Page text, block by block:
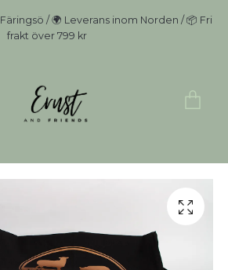
/ 🌍 Leverans inom Norden / 📦 Fri
frakt över 799 kr